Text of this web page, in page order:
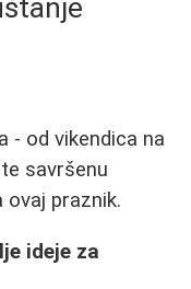
- od vikendica na
savršenu
ovaj praznik.
ideje za